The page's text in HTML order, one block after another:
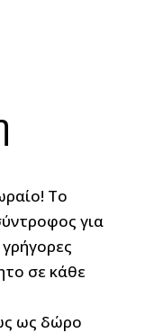
Το
για
σε κάθε
ως δώρο